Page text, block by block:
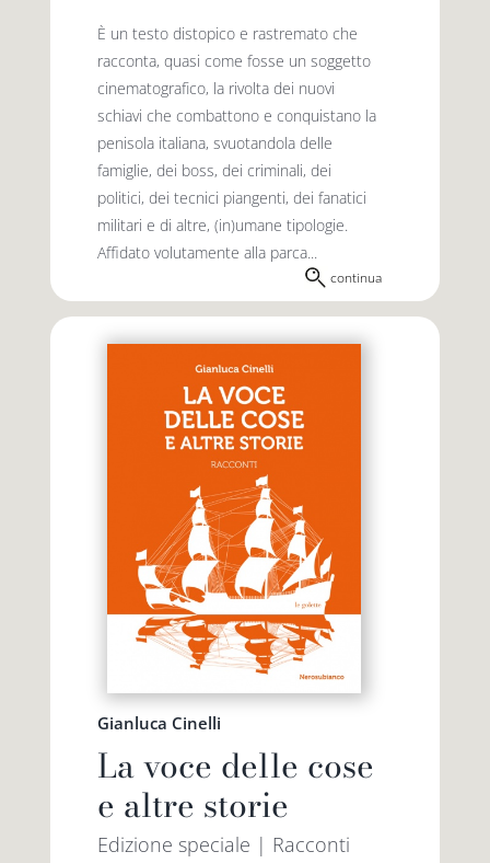
È un testo distopico e rastremato che
racconta, quasi come fosse un soggetto
cinematografico, la rivolta dei nuovi
schiavi che combattono e conquistano la
penisola italiana, svuotandola delle
famiglie, dei boss, dei criminali, dei
politici, dei tecnici piangenti, dei fanatici
militari e di altre, (in)umane tipologie.
Affidato volutamente alla parca...
continua
Gianluca Cinelli
La voce delle cose
e altre storie
Edizione speciale | Racconti